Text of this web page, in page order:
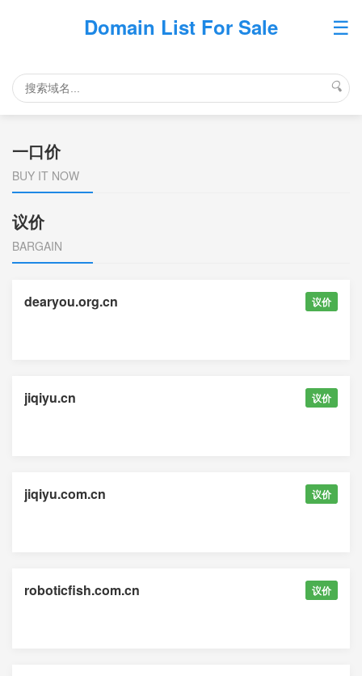
Domain List For Sale ☰
🔍
一口价
BUY IT NOW
议价
BARGAIN
dearyou.org.cn 议价
jiqiyu.cn 议价
jiqiyu.com.cn 议价
roboticfish.com.cn 议价